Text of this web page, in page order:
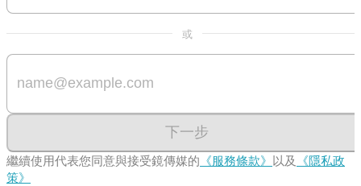
或
下一步
繼續使用代表您同意與接受鏡傳媒的 《服務條款》 以及 《隱私政
策》